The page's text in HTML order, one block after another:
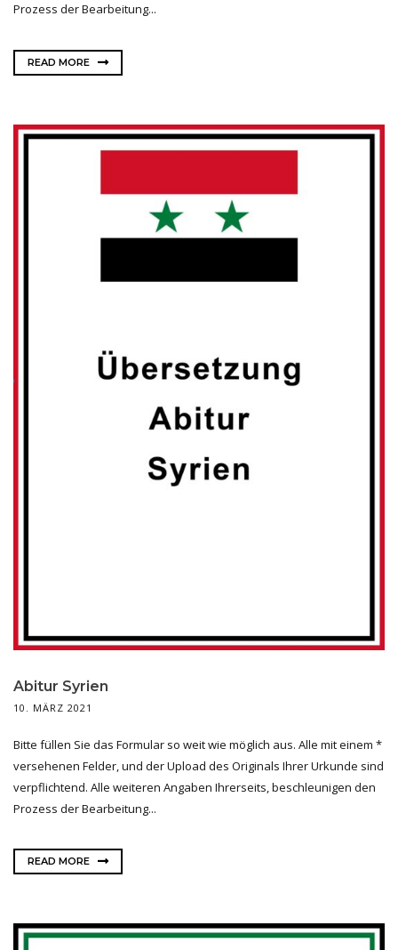
Prozess der Bearbeitung...
READ MORE
Abitur Syrien
10. MÄRZ 2021
Bitte füllen Sie das Formular so weit wie möglich aus. Alle mit einem *
versehenen Felder, und der Upload des Originals Ihrer Urkunde sind
verpflichtend. Alle weiteren Angaben Ihrerseits, beschleunigen den
Prozess der Bearbeitung...
READ MORE